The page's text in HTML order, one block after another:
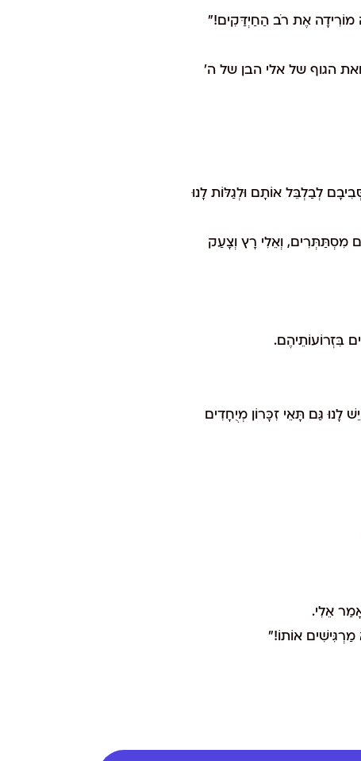
מוֹרִידָה אֶת רֹב הַחַיְדַּקִים!"
הגוף של אלי הבן של ה'
לְבַלְבֵּל אוֹתָם וּלְגַלּוֹת לָנוּ
מִסְתַּתְּרִים, וְאֵלִי רָץ וְצָעַק
בִּזְרוֹעוֹתֵיהֶם.
לָנוּ גַּם תָּאֵי זִכָּרוֹן מְיֻחָדִים
אֵלִי.
אוֹתוֹ!"